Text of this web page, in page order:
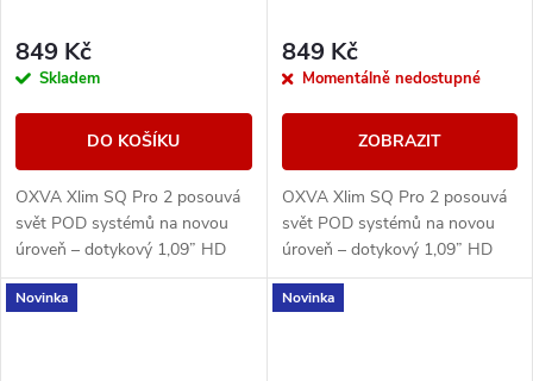
849 Kč
Skladem
DO KOŠÍKU
OXVA Xlim SQ Pro 2 posouvá
svět POD systémů na novou
úroveň – dotykový 1,09” HD
displej, výkonná 1600mAh
baterii, rychlé nabíjení přes
849 Kč
Momentálně nedostupné
ZOBRAZIT
OXVA Xlim SQ Pro 2 posouvá
svět POD systémů na novou
úroveň – dotykový 1,09” HD
displej, výkonná 1600mAh
baterii, rychlé nabíjení přes
Novinka Novinka